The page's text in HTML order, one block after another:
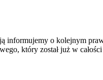
informujemy o kolejnym
który został już w całości